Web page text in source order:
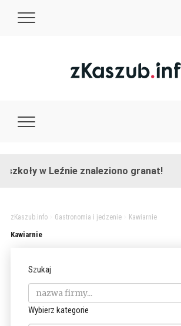
w Leźnie znaleziono granat!
zKaszub.info> Gastronomia i jedzenie> Kawiarnie
Kawiarnie
Szukaj
Wybierz kategorie